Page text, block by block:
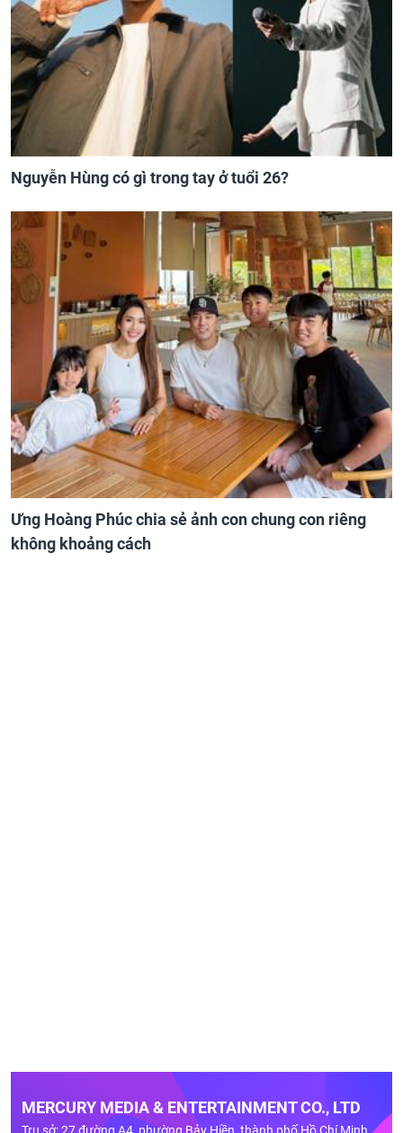
Nguyễn Hùng có gì trong tay ở tuổi 26?
Ưng Hoàng Phúc chia sẻ ảnh con chung con riêng
không khoảng cách
MERCURY MEDIA & ENTERTAINMENT CO., LTD
Trụ sở: 27 đường A4, phường Bảy Hiền, thành phố Hồ Chí Minh